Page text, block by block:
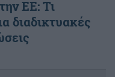
ΕΕ: Τι
διαδικτυακές